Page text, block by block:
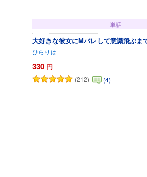
単話
大好きな彼女にMバレして意識飛ぶま
ひらりは
330 円
(212) (4)
カートに追加